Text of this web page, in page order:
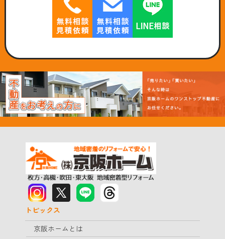
トピックス
京阪ホームとは